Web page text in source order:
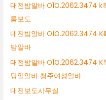
대전밤알바 O1O.2062.3474
룸보도
대전밤알바 O1O.2062.3474 K
밤알바
대전밤알바 O1O.2062.3474 K
당일알바 청주여성알바
대전보도사무실